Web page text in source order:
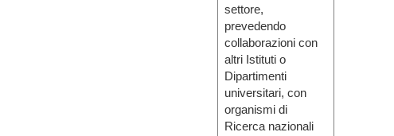
settore,
prevedendo
collaborazioni con
altri Istituti o
Dipartimenti
universitari, con
organismi di
Ricerca nazionali